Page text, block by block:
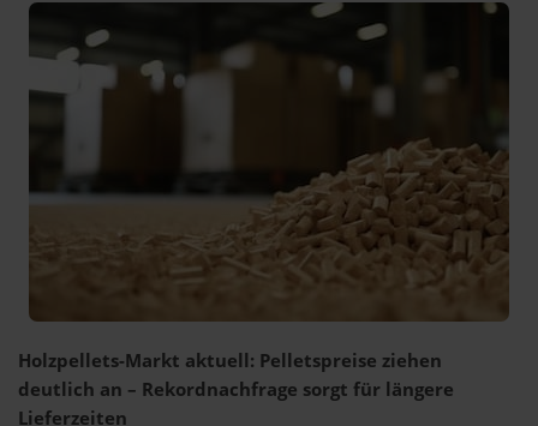
Holzpellets-Markt aktuell: Pelletspreise ziehen
deutlich an – Rekordnachfrage sorgt für längere
Lieferzeiten